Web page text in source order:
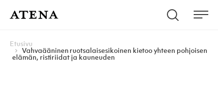
Atena Kustannus Hae
Navigoi
Etusivu
Vahvaääninen ruotsalaisesikoinen kietoo yhteen pohjoisen
elämän, ristiriidat ja kauneuden